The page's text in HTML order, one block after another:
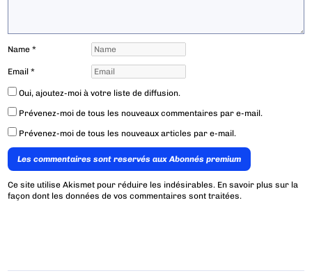
Name*
Email*
Oui, ajoutez-moi à votre liste de diffusion.
Prévenez-moi de tous les nouveaux commentaires par e-mail.
Prévenez-moi de tous les nouveaux articles par e-mail.
Les commentaires sont reservés aux Abonnés premium
Ce site utilise Akismet pour réduire les indésirables. En savoir plus sur la
façon dont les données de vos commentaires sont traitées.